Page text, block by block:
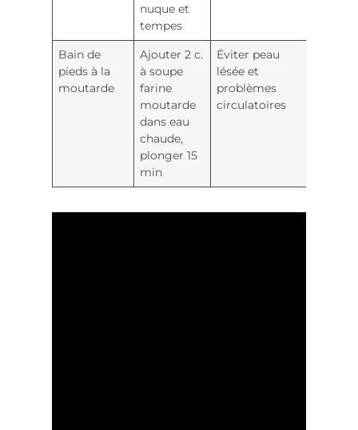
nuque et
tempes
Bain de
pieds à la
moutarde
Ajouter 2 c.
à soupe
farine
moutarde
dans eau
chaude,
plonger 15
min
Éviter peau
lésée et
problèmes
circulatoires